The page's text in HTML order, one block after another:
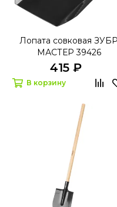
Лопата совковая ЗУБР
МАСТЕР 39426
415 ₽
В корзину